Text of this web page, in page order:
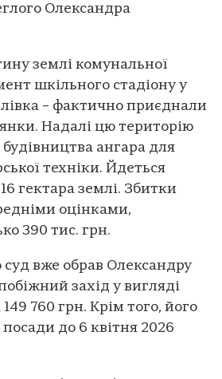
Олександра
землі комунальної
шкільного стадіону у
– фактично приєднали
Надалі цю територію
ангара для
техніки. Йдеться
гектара землі. Збитки
оцінками,
390 тис. грн.
вже обрав Олександру
захід у вигляді
149 760 грн. Крім того, його
посади до 6 квітня 2026